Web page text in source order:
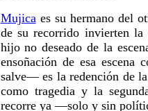
Mujicaes su hermano del
de su recorrido invierten
hijo no deseado de la
ensoñación de esa
salve— es la redención de
como tragedia y la
recorre ya —solo y sin